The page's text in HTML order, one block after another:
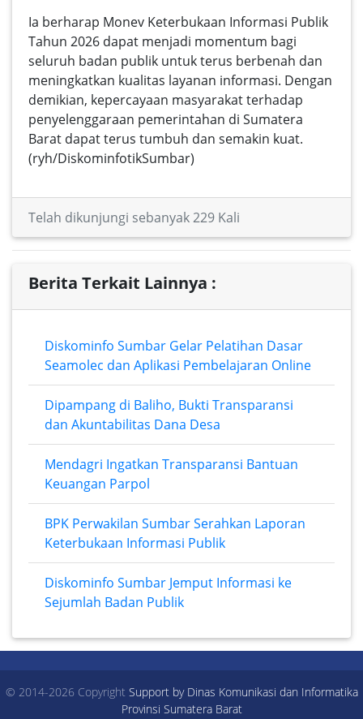
Ia berharap Monev Keterbukaan Informasi Publik
Tahun 2026 dapat menjadi momentum bagi
seluruh badan publik untuk terus berbenah dan
meningkatkan kualitas layanan informasi. Dengan
demikian, kepercayaan masyarakat terhadap
penyelenggaraan pemerintahan di Sumatera
Barat dapat terus tumbuh dan semakin kuat.
(ryh/DiskominfotikSumbar)
Telah dikunjungi sebanyak 229 Kali
Berita Terkait Lainnya :
Diskominfo Sumbar Gelar Pelatihan Dasar
Seamolec dan Aplikasi Pembelajaran Online
Dipampang di Baliho, Bukti Transparansi
dan Akuntabilitas Dana Desa
Mendagri Ingatkan Transparansi Bantuan
Keuangan Parpol
BPK Perwakilan Sumbar Serahkan Laporan
Keterbukaan Informasi Publik
Diskominfo Sumbar Jemput Informasi ke
Sejumlah Badan Publik
© 2014-2026 Copyright Support by Dinas Komunikasi dan Informatika
Provinsi Sumatera Barat